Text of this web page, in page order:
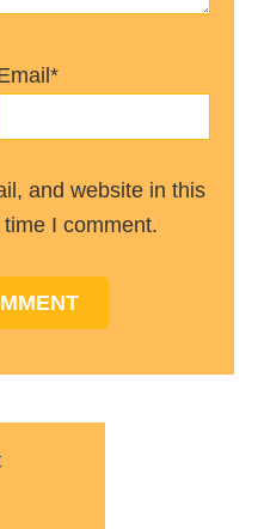
and website in this
I comment.